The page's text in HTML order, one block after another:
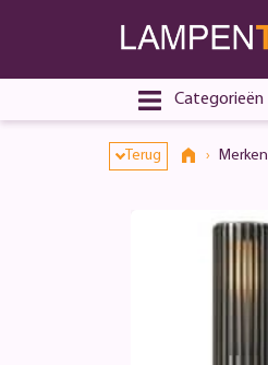
Categorieën
Terug Merken